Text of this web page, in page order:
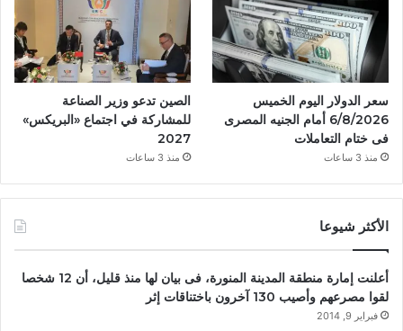
سعر الدولار اليوم الخميس
6/8/2026 أمام الجنيه المصرى
فى ختام التعاملات
منذ 3 ساعات
الصين تدعو وزير الصناعة
للمشاركة في اجتماع «البريكس»
2027
منذ 3 ساعات
الأكثر شيوعا
أعلنت إمارة منطقة المدينة المنورة، فى بيان لها منذ قليل، أن 12 شخصا
لقوا مصرعهم وأصيب 130 آخرون باختناقات إثر
فبراير 9, 2014